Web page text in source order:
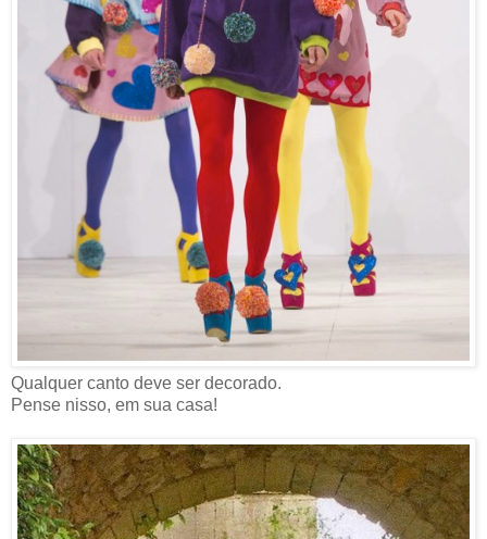
Qualquer canto deve ser decorado.
Pense nisso, em sua casa!